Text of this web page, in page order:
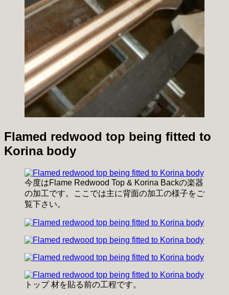
Flamed redwood top being fitted to
Korina body
今度はFlame Redwood Top & Korina Backの楽器
の加工です。ここでは主に背面の加工の様子をご
覧下さい。
トップ 材を貼る前の工程です。